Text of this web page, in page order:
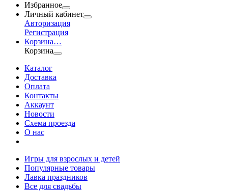
Избранное
Личный кабинет
Авторизация
Регистрация
Корзина…
Корзина
Каталог
Доставка
Оплата
Контакты
Аккаунт
Новости
Схема проезда
О нас
Игры для взрослых и детей
Популярные товары
Лавка праздников
Все для свадьбы